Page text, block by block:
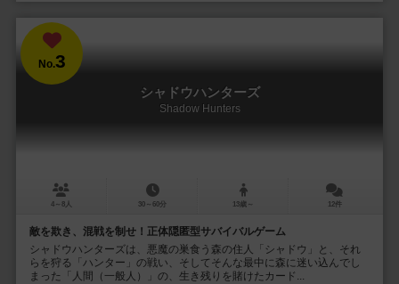
No.3
シャドウハンターズ
Shadow Hunters
4～8人 30～60分 13歳～ 12件
敵を欺き、混戦を制せ！正体隠匿型サバイバルゲーム
シャドウハンターズは、悪魔の巣食う森の住人「シャドウ」と、それ
らを狩る「ハンター」の戦い、そしてそんな最中に森に迷い込んでし
まった「人間（一般人）」の、生き残りを賭けたカード...